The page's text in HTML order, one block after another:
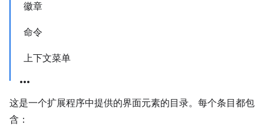
徽章
命令
上下文菜单
这是一个扩展程序中提供的界面元素的目录。每个条目都包
含：